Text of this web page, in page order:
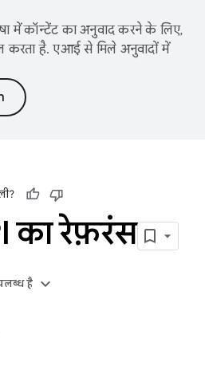
में कॉन्टेंट का अनुवाद करने के लिए,
करता है. एआई से मिले अनुवादों में
का रेफ़रंस
है